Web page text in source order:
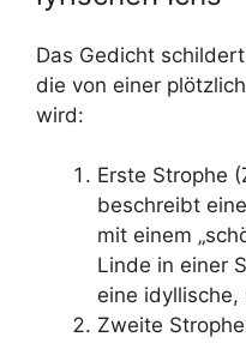
Das Gedicht
die von einer
wird:
Erste Strophe
beschreibt
mit einem
Linde in einer
eine idyllische,
Zweite